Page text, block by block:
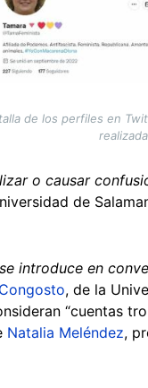
de los perfiles en
o causar
de
introduce en
, de la
“cuentas
Natalia Meléndez,